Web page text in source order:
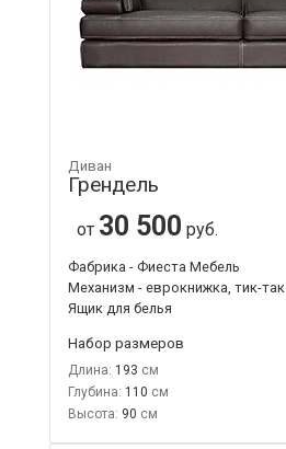
Диван
Грендель
от 30 500 руб.
Фабрика - Фиеста Мебель
Механизм - еврокнижка, тик-так
Ящик для белья
Набор размеров
Длина: 193
Глубина: 110
Высота: 90